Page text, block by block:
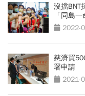
沒擋BNT
「同島
2022-
慈濟買
署申請
2021-